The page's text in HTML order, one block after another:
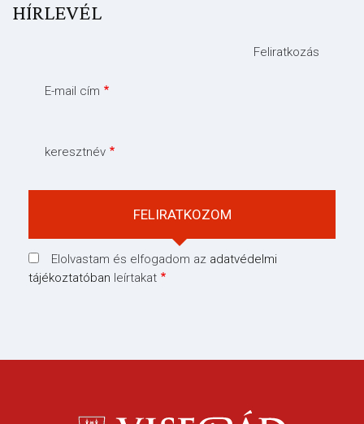
HÍRLEVÉL
Feliratkozás
E-mail cím
keresztnév
Elolvastam és elfogadom az adatvédelmi
tájékoztatóban leírtakat